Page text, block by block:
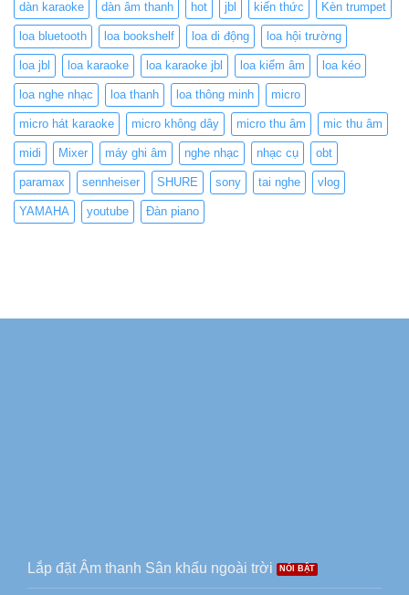
dàn karaoke dàn âm thanh hot jbl kiến thức Kèn trumpet
loa bluetooth loa bookshelf loa di động loa hội trường
loa jbl loa karaoke loa karaoke jbl loa kiểm âm loa kéo
loa nghe nhạc loa thanh loa thông minh micro
micro hát karaoke micro không dây micro thu âm mic thu âm
midi Mixer máy ghi âm nghe nhạc nhạc cụ obt
paramax sennheiser SHURE sony tai nghe vlog
YAMAHA youtube Đàn piano
Lắp đặt Âm thanh Sân khấu ngoài trời